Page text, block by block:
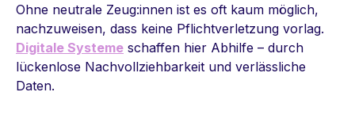
Ohne neutrale Zeug:innen ist es oft kaum möglich,
nachzuweisen, dass keine Pflichtverletzung vorlag.
Digitale Systeme schaffen hier Abhilfe – durch
lückenlose Nachvollziehbarkeit und verlässliche
Daten.